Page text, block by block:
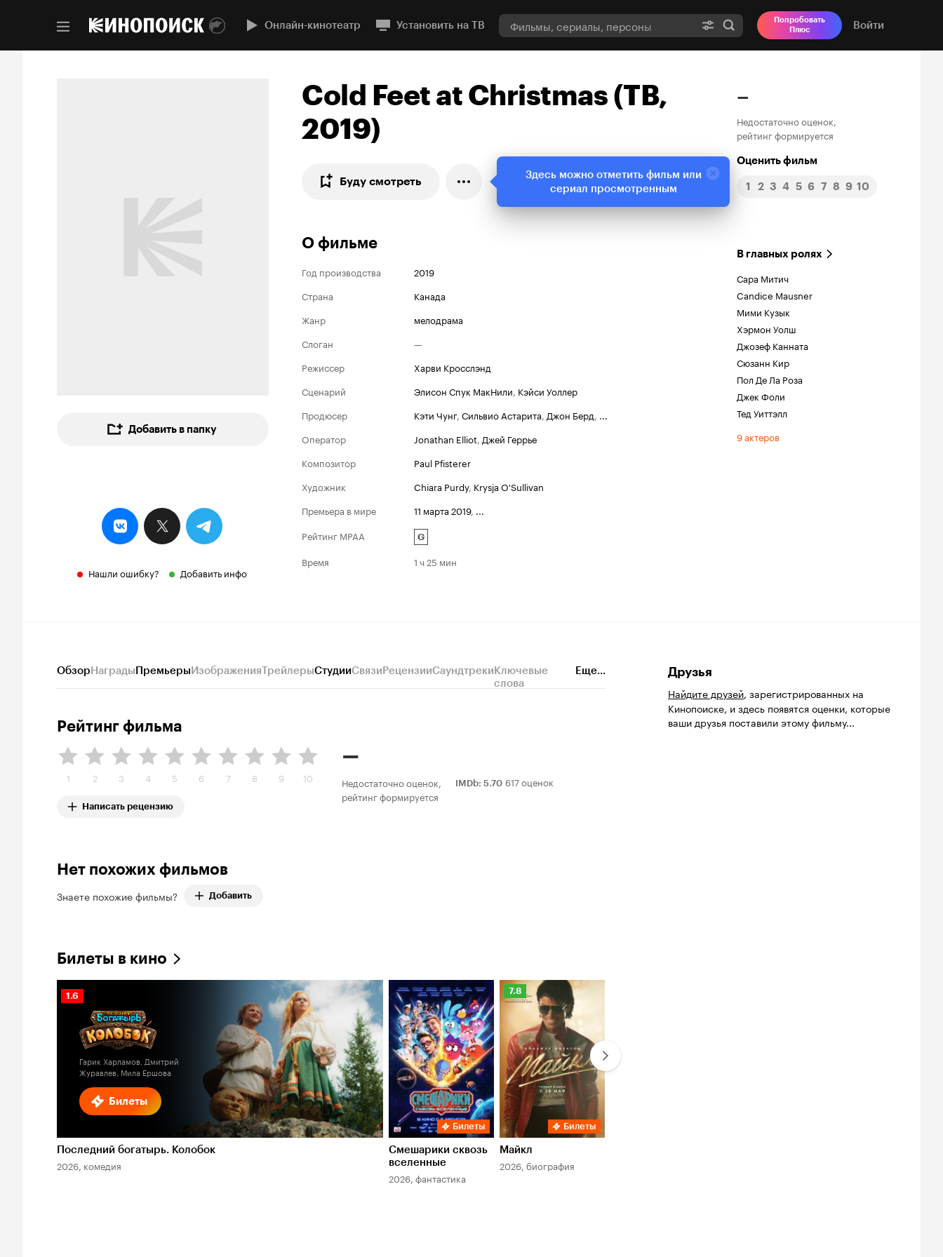
Онлайн-кинотеатр Установить на ТВ
Попробовать
Плюс
Войти
Добавить в папку
Нашли ошибку? Добавить инфо
Cold Feet at Christmas (ТВ,
2019)
Буду смотреть
–
Недостаточно оценок,
рейтинг формируется
Оценить фильм
1 2 3 4 5 6 7 8 9 10
О фильме
Год производства
2019
Страна
Канада
Жанр
мелодрама
Слоган
—
Режиссер
Харви Кросслэнд
Сценарий
Элисон Спук МакНили, Кэйси Уоллер
Продюсер
Кэти Чунг, Сильвио Астарита, Джон Берд, ...
Оператор
Jonathan Elliot, Джей Геррье
Композитор
Paul Pfisterer
Художник
Chiara Purdy, Krysja O'Sullivan
Премьера в мире
11 марта 2019, ...
Рейтинг MPAA
G
Время 1 ч 25 мин
В главных ролях
Сара Митич
Candice Mausner
Мими Кузык
Хэрмон Уолш
Джозеф Канната
Сюзанн Кир
Пол Де Ла Роза
Джек Фоли
Тед Уиттэлл
9 актеров
ОбзорНаградыПремьерыИзображенияТрейлерыСтудииСвязиРецензииСаундтрекиКлючевые
слова
Еще...
Рейтинг фильма
1 2 3 4 5 6 7 8 9 10
Написать рецензию
–
Недостаточно оценок,
рейтинг формируется
IMDb: 5.70 617 оценок
Нет похожих фильмов
Знаете похожие фильмы? Добавить
Билеты в кино
Билеты
Рейтинг
Кинопоиска
1.6
Гарик Харламов, Дмитрий
Журавлев, Мила Ершова
Последний богатырь. Колобок
2026, комедия
Билеты
Смешарики сквозь
вселенные
2026, фантастика
Рейтинг
Кинопоиска
7.8
Билеты
Майкл
2026, биография
Друзья
Найдите друзей, зарегистрированных на
Кинопоиске, и здесь появятся оценки, которые
ваши друзья поставили этому фильму...
Здесь можно отметить фильм или
сериал просмотренным